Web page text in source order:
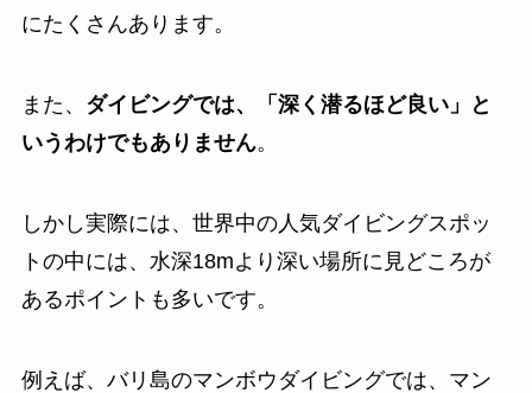
にたくさんあります。
また、 ダイビングでは、「深く潜るほど良い」と
いうわけでもありません。
しかし実際には、世界中の人気ダイビングスポッ
トの中には、水深18mより深い場所に見どころが
あるポイントも多いです。
例えば、バリ島のマンボウダイビングでは、マン